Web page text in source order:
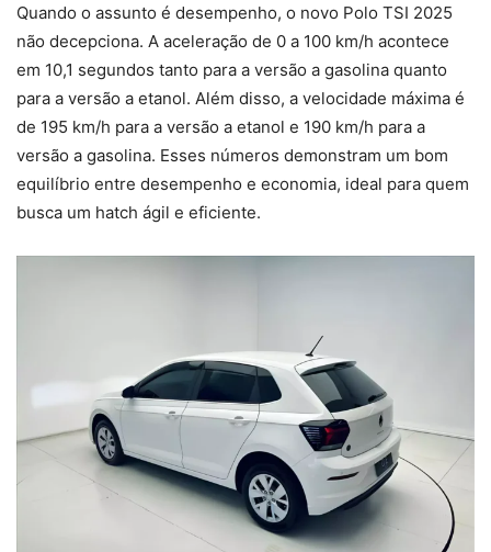
Quando o assunto é desempenho, o novo Polo TSI 2025
não decepciona. A aceleração de 0 a 100 km/h acontece
em 10,1 segundos tanto para a versão a gasolina quanto
para a versão a etanol. Além disso, a velocidade máxima é
de 195 km/h para a versão a etanol e 190 km/h para a
versão a gasolina. Esses números demonstram um bom
equilíbrio entre desempenho e economia, ideal para quem
busca um hatch ágil e eficiente.